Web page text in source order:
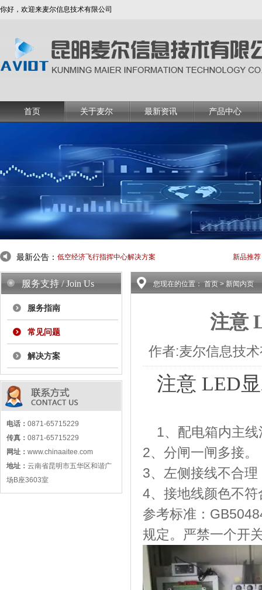
你好，欢迎来麦尔信息技术有限公司
首页 关于麦尔 最新资讯 产品中心
最新公告： 低空经济飞行指挥中心解决方案 新品推
服务支持 / Join Us
服务指南
常见问题
解决方案
电话： 0871-65715229
传真： 0871-65715229
网址： www.chinaaitee.com
地址： 云南省昆明市五华区和谐广
场B座3603室
您现在的位置： 首页 > 新闻内页
注意
作者:麦尔信息技
注意 LED
1、配电箱内主
2、分闸一闸多接。
3、左侧接线不合
4、接地线颜色不
参考标准：
规定。严禁一个开